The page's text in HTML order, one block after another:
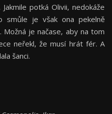
potká Olivii, nedokáže
smůle je však ona pekelně
je načase, aby na tom
neřekl, že musí hrát fér. A
šanci.